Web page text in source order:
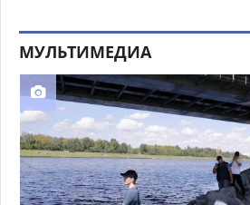
МУЛЬТИМЕДИА